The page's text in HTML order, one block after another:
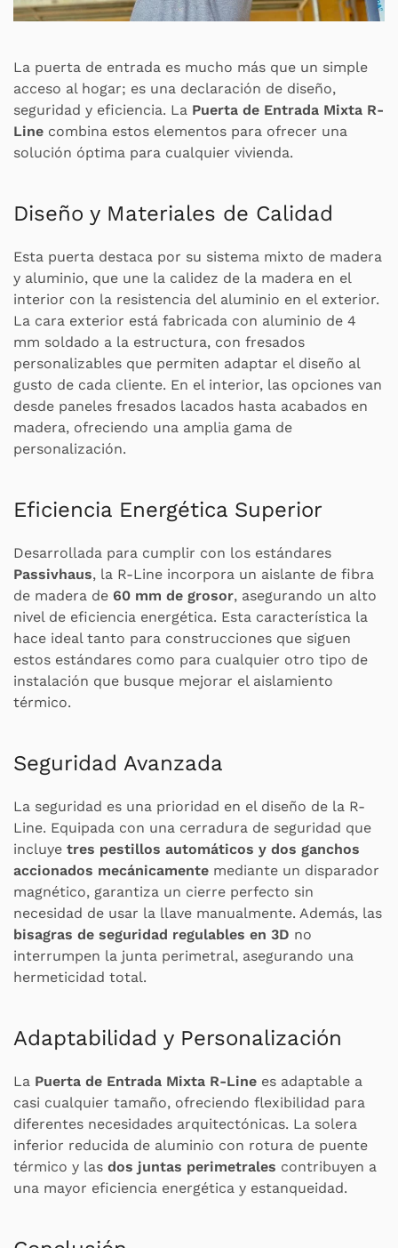
La puerta de entrada es mucho más que un simple
acceso al hogar; es una declaración de diseño,
seguridad y eficiencia. La Puerta de Entrada Mixta R-
Line combina estos elementos para ofrecer una
solución óptima para cualquier vivienda.
Diseño y Materiales de Calidad
Esta puerta destaca por su sistema mixto de madera
y aluminio, que une la calidez de la madera en el
interior con la resistencia del aluminio en el exterior.
La cara exterior está fabricada con aluminio de 4
mm soldado a la estructura, con fresados
personalizables que permiten adaptar el diseño al
gusto de cada cliente. En el interior, las opciones van
desde paneles fresados lacados hasta acabados en
madera, ofreciendo una amplia gama de
personalización.
Eficiencia Energética Superior
Desarrollada para cumplir con los estándares
Passivhaus, la R-Line incorpora un aislante de fibra
de madera de 60 mm de grosor, asegurando un alto
nivel de eficiencia energética. Esta característica la
hace ideal tanto para construcciones que siguen
estos estándares como para cualquier otro tipo de
instalación que busque mejorar el aislamiento
térmico.
Seguridad Avanzada
La seguridad es una prioridad en el diseño de la R-
Line. Equipada con una cerradura de seguridad que
incluye tres pestillos automáticos y dos ganchos
accionados mecánicamente mediante un disparador
magnético, garantiza un cierre perfecto sin
necesidad de usar la llave manualmente. Además, las
bisagras de seguridad regulables en 3D no
interrumpen la junta perimetral, asegurando una
hermeticidad total.
Adaptabilidad y Personalización
La Puerta de Entrada Mixta R-Line es adaptable a
casi cualquier tamaño, ofreciendo flexibilidad para
diferentes necesidades arquitectónicas. La solera
inferior reducida de aluminio con rotura de puente
térmico y las dos juntas perimetrales contribuyen a
una mayor eficiencia energética y estanqueidad.